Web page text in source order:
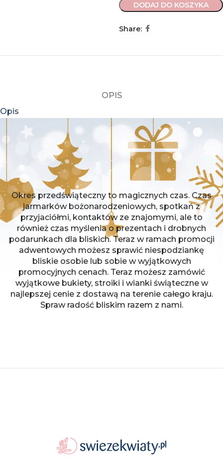
DODAJ DO KOSZYKA
Share:
OPIS
Opis
Okres przedświąteczny to magicznych czas. Czas
jarmarków bożonarodzeniowych, spotkań z
przyjaciółmi, kontaktów ze znajomymi, ale to
również czas myślenia o prezentach i drobnych
podarunkach dla bliskich. Teraz w ramach promocji
adwentowych możesz sprawić niespodziankę
bliskie osobie lub sobie w wyjątkowych
promocyjnych cenach. Teraz możesz zamówić
wyjątkowe bukiety, stroiki i wianki świąteczne w
najlepszej cenie z dostawą na terenie całego kraju.
Spraw radość bliskim razem z nami.